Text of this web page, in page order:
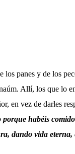
panes y de los
Allí, los que lo
en vez de darles
habéis
dando vida